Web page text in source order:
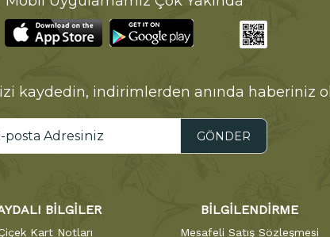
kaydedin, indirimlerden anında haberiniz
GÖNDER
BİLGİLER
Kart Notları
BİLGİLENDİRME
Mesafeli Satış Sözleşmesi